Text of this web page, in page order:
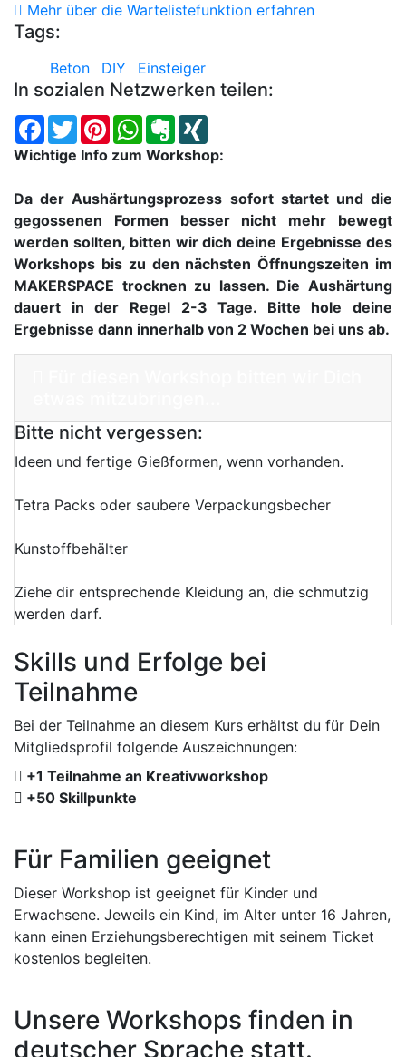
Mehr über die Wartelistefunktion erfahren
Tags:
Beton DIY Einsteiger
In sozialen Netzwerken teilen:
Facebook
TwitterPinterestWhatsApp
Evernote
Wichtige Info zum Workshop:
Da der Aushärtungsprozess sofort startet und die
gegossenen Formen besser nicht mehr bewegt
werden sollten, bitten wir dich deine Ergebnisse des
Workshops bis zu den nächsten Öffnungszeiten im
MAKERSPACE trocknen zu lassen. Die Aushärtung
dauert in der Regel 2-3 Tage. Bitte hole deine
Ergebnisse dann innerhalb von 2 Wochen bei uns ab.
Bitte nicht vergessen:
Ideen und fertige Gießformen, wenn vorhanden.
Tetra Packs oder saubere Verpackungsbecher
Kunstoffbehälter
Ziehe dir entsprechende Kleidung an, die schmutzig
werden darf.
Skills und Erfolge bei
Teilnahme
Bei der Teilnahme an diesem Kurs erhältst du für Dein
Mitgliedsprofil folgende Auszeichnungen:
+1 Teilnahme an Kreativworkshop
+50 Skillpunkte
Für Familien geeignet
Dieser Workshop ist geeignet für Kinder und
Erwachsene. Jeweils ein Kind, im Alter unter 16 Jahren,
kann einen Erziehungsberechtigen mit seinem Ticket
kostenlos begleiten.
Unsere Workshops finden in
deutscher Sprache statt.